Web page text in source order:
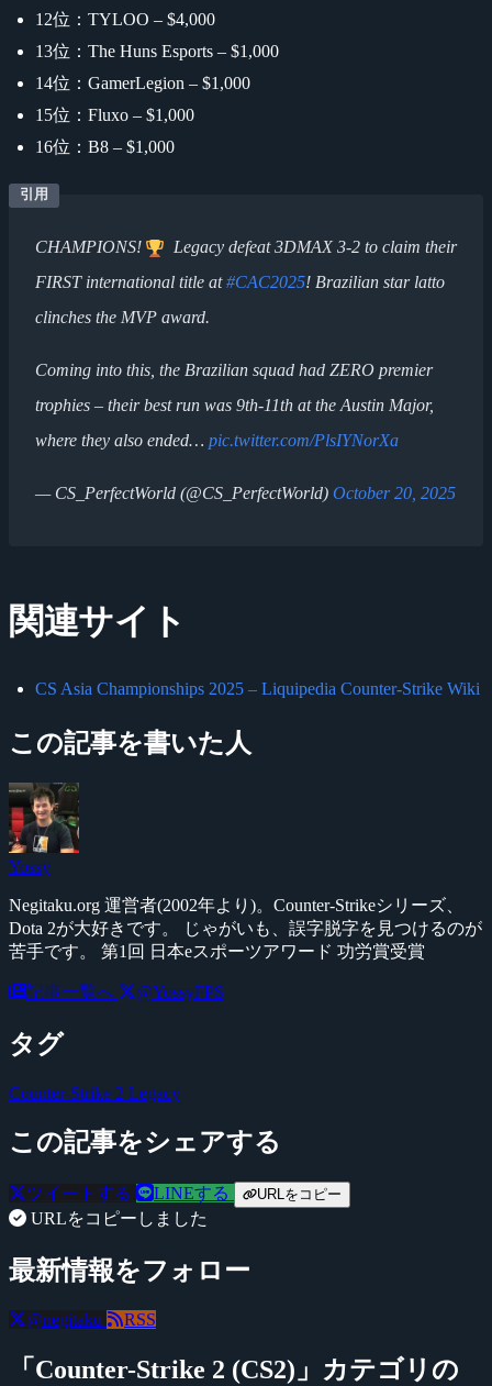
12位：TYLOO – $4,000
13位：The Huns Esports – $1,000
14位：GamerLegion – $1,000
15位：Fluxo – $1,000
16位：B8 – $1,000
CHAMPIONS!
Legacy defeat 3DMAX 3-2 to claim their
FIRST international title at#CAC2025! Brazilian star latto
clinches the MVP award.
Coming into this, the Brazilian squad had ZERO premier
trophies – their best run was 9th-11th at the Austin Major,
where they also ended… pic.twitter.com/PlsIYNorXa
— CS_PerfectWorld (@CS_PerfectWorld) October 20, 2025
関連サイト
CS Asia Championships 2025 – Liquipedia Counter-Strike Wiki
この記事を書いた人
Yossy
Negitaku.org 運営者(2002年より)。Counter-Strikeシリーズ、
Dota 2が大好きです。 じゃがいも、誤字脱字を見つけるのが
苦手です。 第1回 日本eスポーツアワード 功労賞受賞
記事一覧へ @YossyFPS
タグ
Counter-Strike 2 Legacy
この記事をシェアする
ツイートする LINEする URLをコピー
URLをコピーしました
最新情報をフォロー
@negitaku RSS
「Counter-Strike 2 (CS2)」カテゴリの